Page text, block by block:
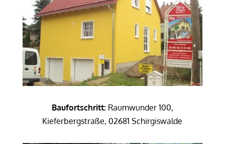
Baufortschritt: Raumwunder 100,
Kieferbergstraße, 02681 Schirgiswalde